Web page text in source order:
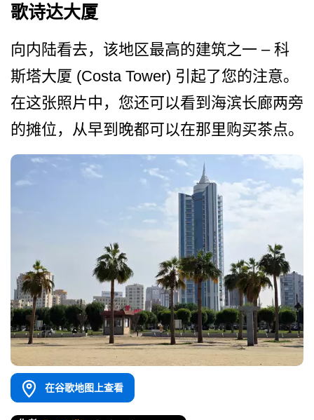
歌诗达大厦
向内陆看去，该地区最高的建筑之一 – 科
斯塔大厦 (Costa Tower) 引起了您的注意。
在这张照片­中，您还可以看到海滨长廊两旁
的摊位，从早到晚都可­以在那里购买茶点。
在谷歌地图上查看